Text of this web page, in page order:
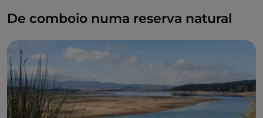
De comboio numa reserva natural